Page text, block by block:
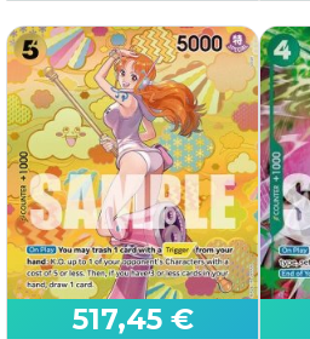
Enel (OP15-118)
OP15 - Adventure on Kami’s
Island & Ace
517,45 €